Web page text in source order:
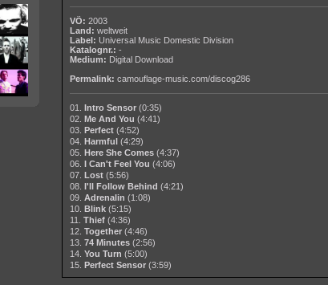
VÖ: 2003
Land: weltweit
Label: Universal Music Domestic Division
Katalognr.: -
Medium: Digital Download
Permalink: camouflage-music.com/discog286
01. Intro Sensor (0:35)
02. Me And You (4:41)
03. Perfect (4:52)
04. Harmful (4:29)
05. Here She Comes (4:37)
06. I Can't Feel You (4:06)
07. Lost (5:56)
08. I'll Follow Behind (4:21)
09. Adrenalin (1:08)
10. Blink (5:15)
11. Thief (4:36)
12. Together (4:46)
13. 74 Minutes (2:56)
14. You Turn (5:00)
15. Perfect Sensor (3:59)